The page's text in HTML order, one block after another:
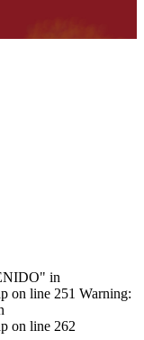
in
on line 251 Warning:
on line 262